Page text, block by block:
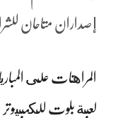
إصداران متاحان
المراهنات على
لعبة بلوت للكمبيوتر